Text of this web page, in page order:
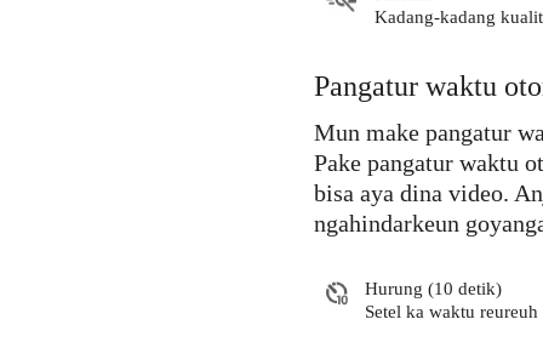
Kadang-kadang
Pangatur waktu
Mun make pangatur
Pake pangatur waktu
bisa aya dina video.
ngahindarkeun
Hurung (10 detik)
Setel ka waktu